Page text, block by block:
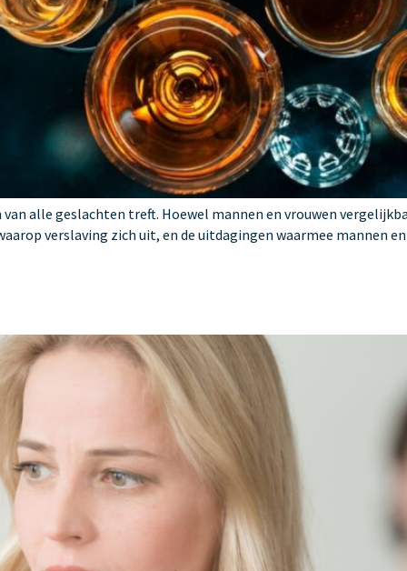
alle geslachten treft. Hoewel mannen en vrouwen
verslaving zich uit, en de uitdagingen waarmee mannen